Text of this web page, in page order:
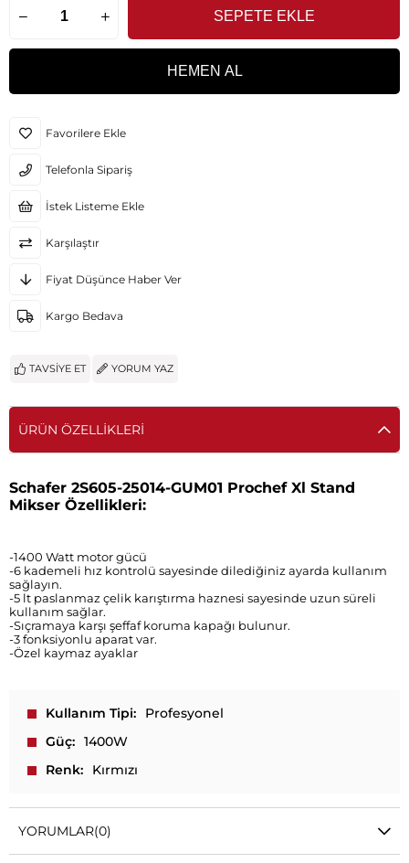
Favorilere Ekle
Telefonla Sipariş
İstek Listeme Ekle
Karşılaştır
Fiyat Düşünce Haber Ver
Kargo Bedava
TAVSIYE ET YORUM YAZ
ÜRÜN ÖZELLIKLERI
Schafer 2S605-25014-GUM01 Prochef Xl Stand
Mikser Özellikleri:
-1400 Watt motor gücü
-6 kademeli hız kontrolü sayesinde dilediğiniz ayarda kullanım
sağlayın.
-5 lt paslanmaz çelik karıştırma haznesi sayesinde uzun süreli
kullanım sağlar.
-Sıçramaya karşı şeffaf koruma kapağı bulunur.
-3 fonksiyonlu aparat var.
-Özel kaymaz ayaklar
Kullanım Tipi
Profesyonel
Güç
1400W
Renk
Kırmızı
YORUMLAR(0)